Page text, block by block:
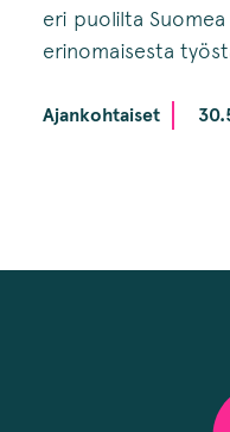
eri puolilta
erinomaisesta
Ajankohtaiset